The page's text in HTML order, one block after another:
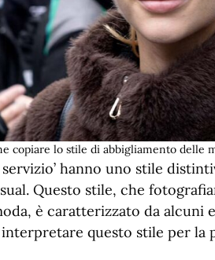
copiare lo stile di abbigliamento delle
hanno uno stile
Questo stile, che
è caratterizzato da alcuni
questo stile per la